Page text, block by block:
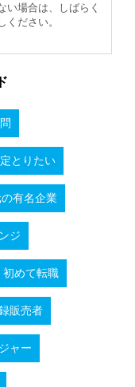
い場合は、しばらく
ください。
とりたい
有名企業
ジ
初めて転職
販売者
ャー